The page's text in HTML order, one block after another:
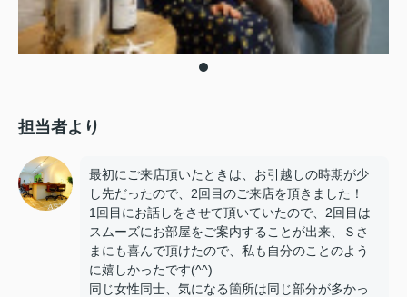
担当者より
最初にご来店頂いたときは、お引越しの時期が少
し先だったので、2回目のご来店を頂きました！
1回目にお話しをさせて頂いていたので、2回目は
スムーズにお部屋をご案内することが出来、Ｓさ
まにも喜んで頂けたので、私も自分のことのよう
に嬉しかったです(^^)
同じ女性同士、気になる箇所は同じ部分が多かっ